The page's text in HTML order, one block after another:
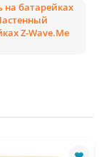
батарейках
Z-Wave.Me